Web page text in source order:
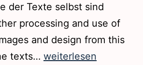
der Texte selbst sind
processing and use of
and design from this
texts… Webseite
weiterlesen